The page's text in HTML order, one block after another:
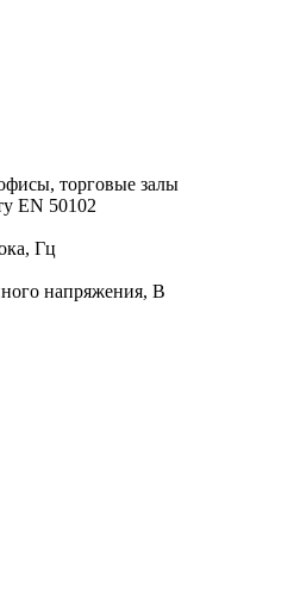
торговые залы
EN 50102
Гц
напряжения, В